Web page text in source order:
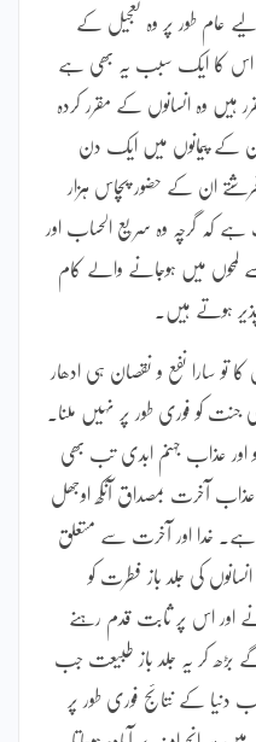
عام طور پر وہ تعجیل کے
اس کا ایک سبب یہ بھی ہے
وہ انسانوں کے مقرر کردہ
کے پیمانوں میں ایک دن
ان کے حضور پچاس ہزار
گرچہ وہ سریع الحساب اور
لمحوں میں ہوجانے والے کام
ہوتے ہیں۔
تو سارا نفع و نقصان ہی ادھار
کو فوری طور پر نہیں ملنا۔
اور عذاب جہنم ابدی تب بھی
آخرت بمصداق آنکھ اوجھل
ہے۔ خدا اور آخرت سے متعلق
کی جلد باز فطرت کو
اور اس پر ثابت قدم رہنے
کر یہ جلد باز طبیعت جب
دنیا کے نتائج فوری طور پر